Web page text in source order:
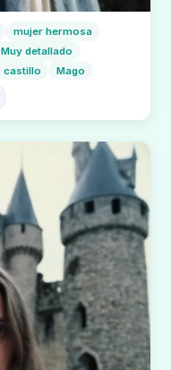
mujer hermosa
Muy detallado
castillo Mago